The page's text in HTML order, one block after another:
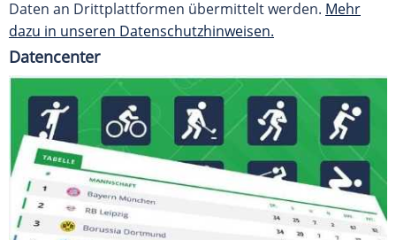
Daten an Drittplattformen übermittelt werden. Mehr
dazu in unseren Datenschutzhinweisen.
Datencenter